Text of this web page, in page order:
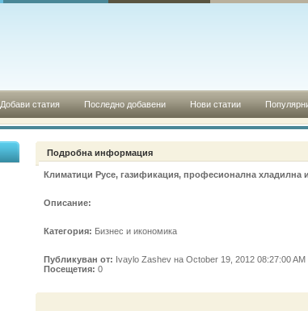
Добави статия Последно добавени Нови статии
Подробна информация
Климатици Русе, газификация, професионална хладилна
Описание:
Категория: Бизнес и икономика
Публикуван от: Ivaylo Zashev на October 19, 2012 08:27:00 AM
Посещетия: 0